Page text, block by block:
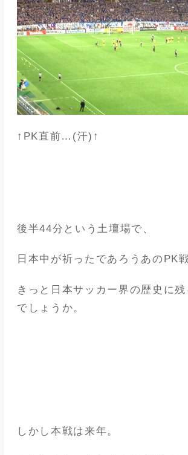
↑PK直前…(汗)↑
後半44分という土壇場で、
日本中が祈ったであろうあのPK戦
きっと日本サッカー界の歴史に
でしょうか。
しかし本戦は来年。